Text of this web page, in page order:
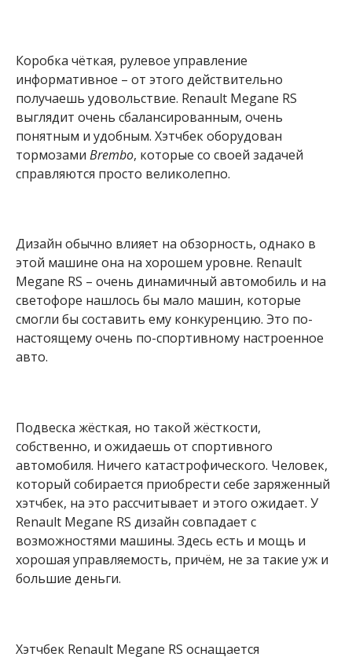
Коробка чёткая, рулевое управление
информативное – от этого действительно
получаешь удовольствие. Renault Megane RS
выглядит очень сбалансированным, очень
понятным и удобным. Хэтчбек оборудован
тормозами Brembo, которые со своей задачей
справляются просто великолепно.
Дизайн обычно влияет на обзорность, однако в
этой машине она на хорошем уровне. Renault
Megane RS – очень динамичный автомобиль и на
светофоре нашлось бы мало машин, которые
смогли бы составить ему конкуренцию. Это по-
настоящему очень по-спортивному настроенное
авто.
Подвеска жёсткая, но такой жёсткости,
собственно, и ожидаешь от спортивного
автомобиля. Ничего катастрофического. Человек,
который собирается приобрести себе заряженный
хэтчбек, на это рассчитывает и этого ожидает. У
Renault Megane RS дизайн совпадает с
возможностями машины. Здесь есть и мощь и
хорошая управляемость, причём, не за такие уж и
большие деньги.
Хэтчбек Renault Megane RS оснащается